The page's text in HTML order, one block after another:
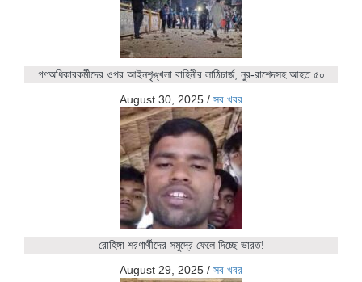
গণঅধিকারকর্মীদের ওপর আইনশৃঙ্খলা বাহিনীর লাঠিচার্জ, নুর-রাশেদসহ আহত ৫০
August 30, 2025 / সব খবর
রোহিঙ্গা শরণার্থীদের সমুদ্রে ফেলে দিচ্ছে ভারত!
August 29, 2025 / সব খবর